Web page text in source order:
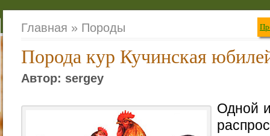
Добавить текущую
Главная » Породы
Порода кур Кучинская
Автор: sergey
Одной